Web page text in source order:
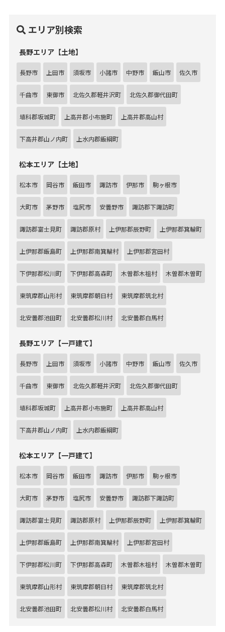
エリア別検索
長野エリア【土地】
長野市 上田市 須坂市 小諸市 中野市 飯山市 佐久市
千曲市 東御市 北佐久郡軽井沢町 北佐久郡御代田町
埴科郡坂城町 上高井郡小布施町 上高井郡高山村
下高井郡山ノ内町 上水内郡飯綱町
松本エリア【土地】
松本市 岡谷市 飯田市 諏訪市 伊那市 駒ヶ根市
大町市 茅野市 塩尻市 安曇野市 諏訪郡下諏訪町
諏訪郡富士見町 諏訪郡原村 上伊那郡辰野町 上伊那郡箕輪町
上伊那郡飯島町 上伊那郡南箕輪村 上伊那郡宮田村
下伊那郡松川町 下伊那郡高森町 木曽郡木祖村 木曽郡木曽町
東筑摩郡山形村 東筑摩郡朝日村 東筑摩郡筑北村
北安曇郡池田町 北安曇郡松川村 北安曇郡白馬村
長野エリア【一戸建て】
長野市 上田市 須坂市 小諸市 中野市 飯山市 佐久市
千曲市 東御市 北佐久郡軽井沢町 北佐久郡御代田町
埴科郡坂城町 上高井郡小布施町 上高井郡高山村
下高井郡山ノ内町 上水内郡飯綱町
松本エリア【一戸建て】
松本市 岡谷市 飯田市 諏訪市 伊那市 駒ヶ根市
大町市 茅野市 塩尻市 安曇野市 諏訪郡下諏訪町
諏訪郡富士見町 諏訪郡原村 上伊那郡辰野町 上伊那郡箕輪町
上伊那郡飯島町 上伊那郡南箕輪村 上伊那郡宮田村
下伊那郡松川町 下伊那郡高森町 木曽郡木祖村 木曽郡木曽町
東筑摩郡山形村 東筑摩郡朝日村 東筑摩郡筑北村
北安曇郡池田町 北安曇郡松川村 北安曇郡白馬村